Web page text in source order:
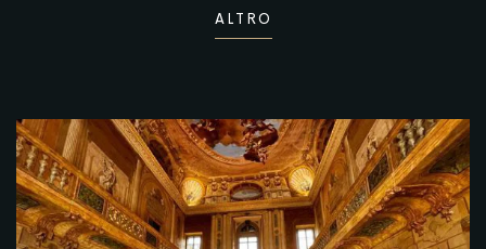
ALTRO